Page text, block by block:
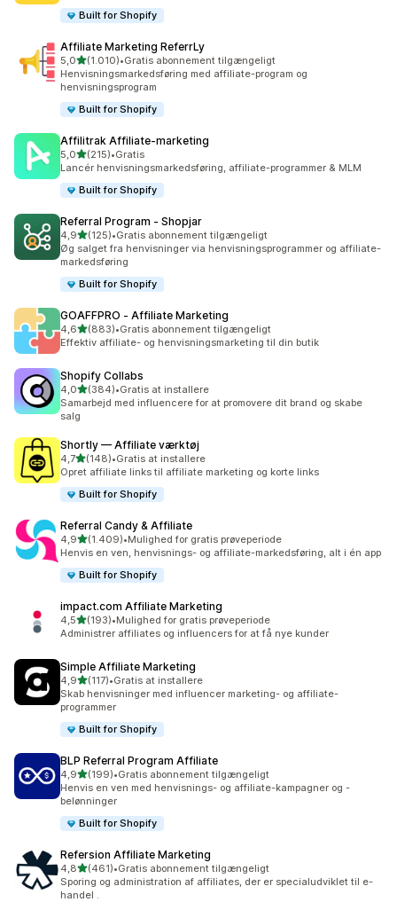
Built for Shopify
Affiliate Marketing ReferrLy
5,0ud af 5 stjerner
(1.010)
1010 anmeldelser i alt
•Gratis abonnement tilgængeligt
Henvisningsmarkedsføring med affiliate-program og
henvisningsprogram
Built for Shopify
Affilitrak Affiliate‑marketing
5,0ud af 5 stjerner
(215)
215 anmeldelser i alt
•Gratis
Lancér henvisningsmarkedsføring, affiliate-programmer & MLM
Built for Shopify
Referral Program ‑ Shopjar
4,9ud af 5 stjerner
(125)
125 anmeldelser i alt
•Gratis abonnement tilgængeligt
Øg salget fra henvisninger via henvisningsprogrammer og affiliate-
markedsføring
Built for Shopify
GOAFFPRO ‑ Affiliate Marketing
4,6ud af 5 stjerner
(883)
883 anmeldelser i alt
•Gratis abonnement tilgængeligt
Effektiv affiliate- og henvisningsmarketing til din butik
Shopify Collabs
4,0ud af 5 stjerner
(384)
384 anmeldelser i alt
•Gratis at installere
Samarbejd med influencere for at promovere dit brand og skabe
salg
Shortly — Affiliate værktøj
4,7ud af 5 stjerner
(148)
148 anmeldelser i alt
•Gratis at installere
Opret affiliate links til affiliate marketing og korte links
Built for Shopify
Referral Candy & Affiliate
4,9ud af 5 stjerner
(1.409)
1409 anmeldelser i alt
•Mulighed for gratis prøveperiode
Henvis en ven, henvisnings- og affiliate-markedsføring, alt i én app
Built for Shopify
impact.com Affiliate Marketing
4,5ud af 5 stjerner
(193)
193 anmeldelser i alt
•Mulighed for gratis prøveperiode
Administrer affiliates og influencers for at få nye kunder
Simple Affiliate Marketing
4,9ud af 5 stjerner
(117)
117 anmeldelser i alt
•Gratis at installere
Skab henvisninger med influencer marketing- og affiliate-
programmer
Built for Shopify
BLP Referral Program Affiliate
4,9ud af 5 stjerner
(199)
199 anmeldelser i alt
•Gratis abonnement tilgængeligt
Henvis en ven med henvisnings- og affiliate-kampagner og -
belønninger
Built for Shopify
Refersion Affiliate Marketing
4,8ud af 5 stjerner
(461)
461 anmeldelser i alt
•Gratis abonnement tilgængeligt
Sporing og administration af affiliates, der er specialudviklet til e-
handel .